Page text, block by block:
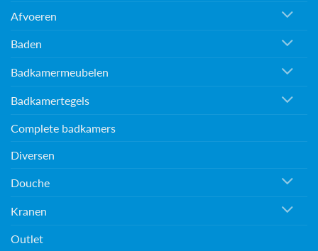
Afvoeren
Baden
Badkamermeubelen
Badkamertegels
Complete badkamers
Diversen
Douche
Kranen
Outlet